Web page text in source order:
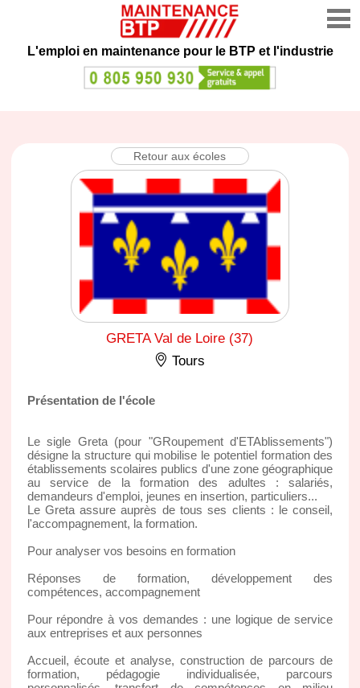
L'emploi en maintenance pour le BTP et l'industrie
Retour aux écoles
GRETA Val de Loire (37)
Tours
Présentation de l'école
Le sigle Greta (pour "GRoupement d'ETAblissements")
désigne la structure qui mobilise le potentiel formation des
établissements scolaires publics d'une zone géographique
au service de la formation des adultes : salariés,
demandeurs d'emploi, jeunes en insertion, particuliers...
Le Greta assure auprès de tous ses clients : le conseil,
l'accompagnement, la formation.
Pour analyser vos besoins en formation
Réponses de formation, développement des
compétences, accompagnement
Pour répondre à vos demandes : une logique de service
aux entreprises et aux personnes
Accueil, écoute et analyse, construction de parcours de
formation, pédagogie individualisée, parcours